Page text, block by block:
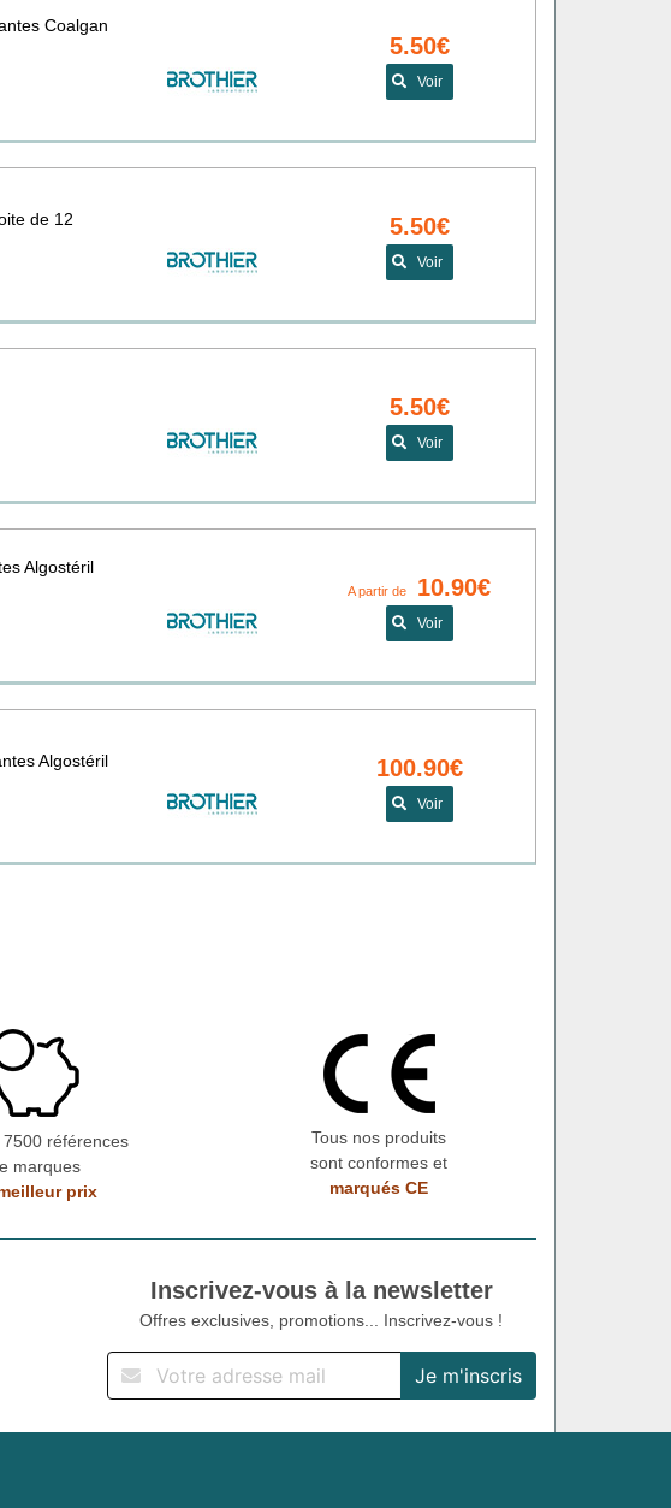
Coalgan
5.50€
Voir
de 12 5.50€
Voir
5.50€
Voir
Algostéril
A partir de 10.90€
Voir
Algostéril 100.90€
Voir
7500 références
marques
prix
Tous nos produits
sont conformes et
marqués CE
Inscrivez-vous à la newsletter
Offres exclusives, promotions... Inscrivez-vous !